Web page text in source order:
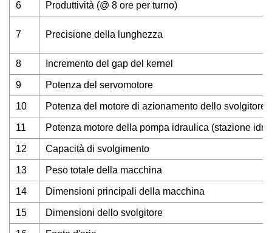
6 Produttività (@ 8 ore per turno)
7 Precisione della lunghezza
8 Incremento del gap del kernel
9 Potenza del servomotore
10 Potenza del motore di azionamento dello svolgitore
11 Potenza motore della pompa idraulica (stazione
12 Capacità di svolgimento
13 Peso totale della macchina
14 Dimensioni principali della macchina
15 Dimensioni dello svolgitore